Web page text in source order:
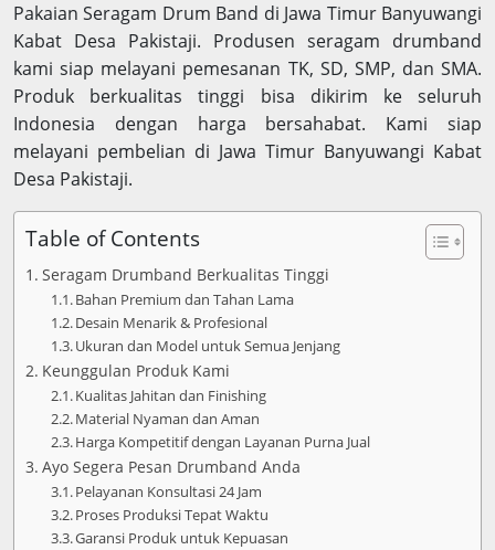
Pakaian Seragam Drum Band di Jawa Timur Banyuwangi
Kabat Desa Pakistaji. Produsen seragam drumband
kami siap melayani pemesanan TK, SD, SMP, dan SMA.
Produk berkualitas tinggi bisa dikirim ke seluruh
Indonesia dengan harga bersahabat. Kami siap
melayani pembelian di Jawa Timur Banyuwangi Kabat
Desa Pakistaji.
Table of Contents
Seragam Drumband Berkualitas Tinggi
Bahan Premium dan Tahan Lama
Desain Menarik & Profesional
Ukuran dan Model untuk Semua Jenjang
Keunggulan Produk Kami
Kualitas Jahitan dan Finishing
Material Nyaman dan Aman
Harga Kompetitif dengan Layanan Purna Jual
Ayo Segera Pesan Drumband Anda
Pelayanan Konsultasi 24 Jam
Proses Produksi Tepat Waktu
Garansi Produk untuk Kepuasan